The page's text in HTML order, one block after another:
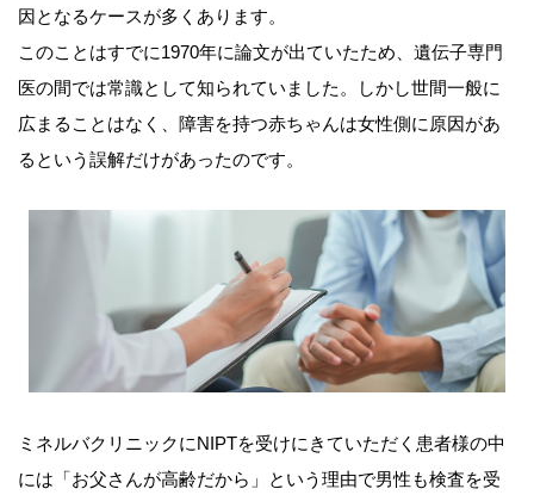
因となるケースが多くあります。
このことはすでに1970年に論文が出ていたため、遺伝子専門
医の間では常識として知られていました。しかし世間一般に
広まることはなく、障害を持つ赤ちゃんは女性側に原因があ
るという誤解だけがあったのです。
ミネルバクリニックにNIPTを受けにきていただく患者様の中
には「お父さんが高齢だから」という理由で男性も検査を受